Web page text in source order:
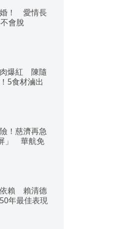
婚！ 愛情長
會脫
肉爆紅 陳隨
5食材滷出
！慈濟再急
」 華航免
依賴 賴清德
年最佳表現